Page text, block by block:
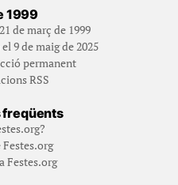
1999
de març de 1999
9 de maig de 2025
permanent
RSS
freqüents
Festes.org